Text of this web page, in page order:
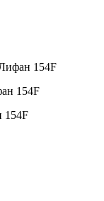
154F
154F